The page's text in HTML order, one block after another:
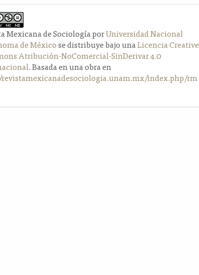
Mexicana de Sociología porUniversidad Nacional
de Méxicose distribuye bajo unaLicencia Creative
Atribución-NoComercial-SinDerivar 4.0
. Basada en una obra en
index.php/rm